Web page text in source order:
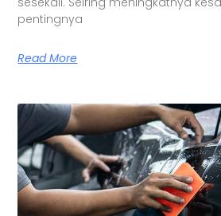
pentingnya
Read More